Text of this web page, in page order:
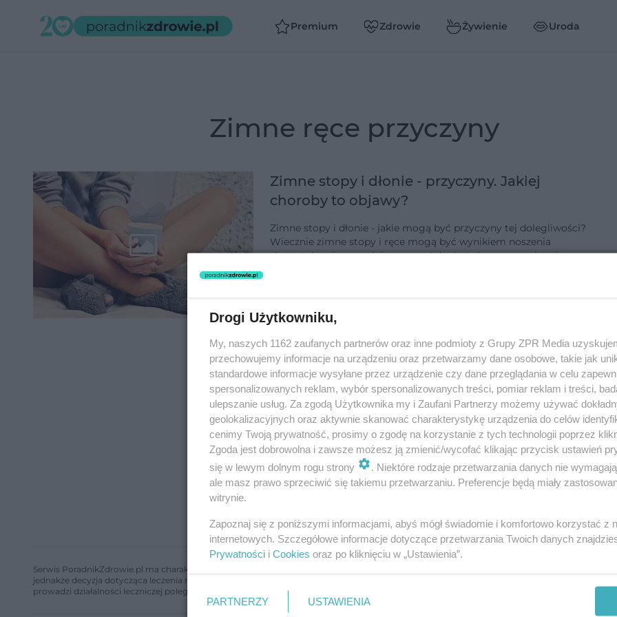
Premium Zdrowie Żywienie Uroda
zimne ręce przyczyny
Zimne stopy i dłonie - przyczyny. Jakiej
choroby to objawy?
Zimne stopy i dłonie - jakie mogą być przyczyny tej dolegliwości?
Wiecznie zimne stopy i ręce mogą być wynikiem noszenia
skarpetek z ciasnym ściągaczem lub zbyt ciasnego zapinania
Serwis PoradnikZdrowie.pl ma charakter edukacyjny, nie stanowi i nie zastępuje porady lekarskiej. Redakcja serwisu dokłada wszelkich
jednakże decyzja dotycząca leczenia należy do lekarza. Redakcja i wydawca serwisu nie ponoszą odpowiedzialności wynikającej z
prowadzi działalności leczniczej polegającej na udzielaniu świadczeń zdrowotnych w rozumieniu art. 3 ust 1 ustawy o działalności leczniczej.
Drogi Użytkowniku,
My, naszych 1162 zaufanych partnerów oraz inne podmioty z Grupy ZPR Media
przechowujemy informacje na urządzeniu oraz przetwarzamy dane osobowe, takie jak
standardowe informacje wysyłane przez urządzenie czy dane przeglądania w celu
spersonalizowanych reklam, wybór spersonalizowanych treści, pomiar reklam i treści,
ulepszanie usług. Za zgodą Użytkownika my i Zaufani Partnerzy możemy używać
geolokalizacyjnych oraz aktywnie skanować charakterystykę urządzenia do celów
cenimy Twoją prywatność, prosimy o zgodę na korzystanie z tych technologii poprzez
Zgoda jest dobrowolna i zawsze możesz ją zmienić/wycofać klikając przycisk ustawień
się w lewym dolnym rogu strony
. Niektóre rodzaje przetwarzania danych nie
ale masz prawo sprzeciwić się takiemu przetwarzaniu. Preferencje będą miały
witrynie.
Zapoznaj się z poniższymi informacjami, abyś mógł świadomie i komfortowo korzystać z
internetowych. Szczegółowe informacje dotyczące przetwarzania Twoich danych
Prywatności i Cookies oraz po kliknięciu w „Ustawienia”.
PARTNERZY USTAWIENIA